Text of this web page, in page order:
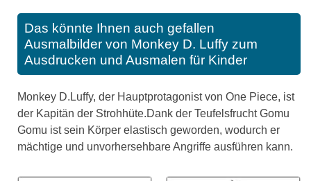
Das könnte Ihnen auch gefallen
Ausmalbilder von Monkey D. Luffy zum
Ausdrucken und Ausmalen für Kinder
Monkey D.Luffy, der Hauptprotagonist von One Piece, ist
der Kapitän der Strohhüte.Dank der Teufelsfrucht Gomu
Gomu ist sein Körper elastisch geworden, wodurch er
mächtige und unvorhersehbare Angriffe ausführen kann.